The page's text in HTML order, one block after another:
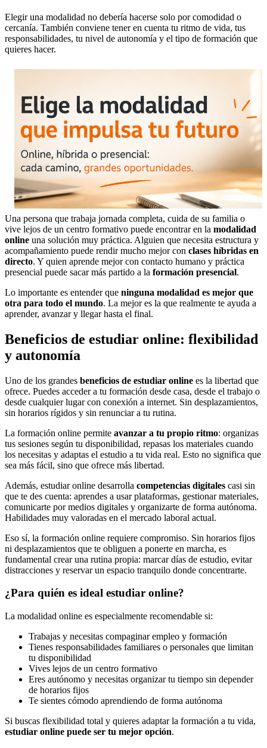
Elegir una modalidad no debería hacerse solo por comodidad o
cercanía. También conviene tener en cuenta tu ritmo de vida, tus
responsabilidades, tu nivel de autonomía y el tipo de formación que
quieres hacer.
Una persona que trabaja jornada completa, cuida de su familia o
vive lejos de un centro formativo puede encontrar en la modalidad
online una solución muy práctica. Alguien que necesita estructura y
acompañamiento puede rendir mucho mejor con clases híbridas en
directo. Y quien aprende mejor con contacto humano y práctica
presencial puede sacar más partido a la formación presencial.
Lo importante es entender que ninguna modalidad es mejor que
otra para todo el mundo. La mejor es la que realmente te ayuda a
aprender, avanzar y llegar hasta el final.
Beneficios de estudiar online: flexibilidad
y autonomía
Uno de los grandes beneficios de estudiar online es la libertad que
ofrece. Puedes acceder a tu formación desde casa, desde el trabajo o
desde cualquier lugar con conexión a internet. Sin desplazamientos,
sin horarios rígidos y sin renunciar a tu rutina.
La formación online permite avanzar a tu propio ritmo: organizas
tus sesiones según tu disponibilidad, repasas los materiales cuando
los necesitas y adaptas el estudio a tu vida real. Esto no significa que
sea más fácil, sino que ofrece más libertad.
Además, estudiar online desarrolla competencias digitales casi sin
que te des cuenta: aprendes a usar plataformas, gestionar materiales,
comunicarte por medios digitales y organizarte de forma autónoma.
Habilidades muy valoradas en el mercado laboral actual.
Eso sí, la formación online requiere compromiso. Sin horarios fijos
ni desplazamientos que te obliguen a ponerte en marcha, es
fundamental crear una rutina propia: marcar días de estudio, evitar
distracciones y reservar un espacio tranquilo donde concentrarte.
¿Para quién es ideal estudiar online?
La modalidad online es especialmente recomendable si:
Trabajas y necesitas compaginar empleo y formación
Tienes responsabilidades familiares o personales que limitan
tu disponibilidad
Vives lejos de un centro formativo
Eres autónomo y necesitas organizar tu tiempo sin depender
de horarios fijos
Te sientes cómodo aprendiendo de forma autónoma
Si buscas flexibilidad total y quieres adaptar la formación a tu vida,
estudiar online puede ser tu mejor opción.